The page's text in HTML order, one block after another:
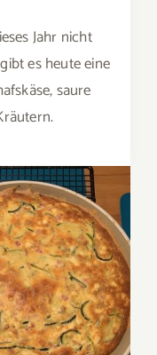
Jahr nicht
es heute eine
saure